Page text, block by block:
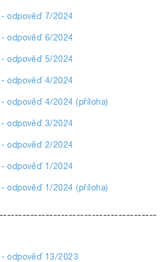
odpověď 7/2024
odpověď 6/2024
odpověď 5/2024
odpověď 4/2024
odpověď 4/2024 (příloha)
odpověď 3/2024
odpověď 2/2024
odpověď 1/2024
odpověď 1/2024 (příloha)
odpověď 13/2023